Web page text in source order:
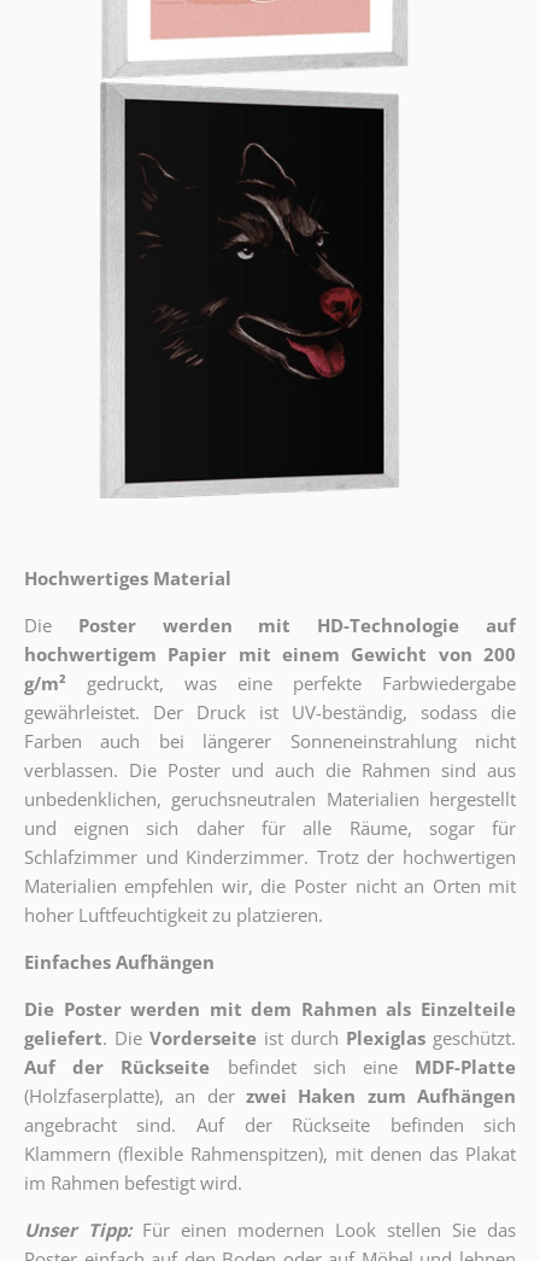
Hochwertiges Material
Die
Poster werden mit HD-Technologie auf
hochwertigem Papier mit einem Gewicht von 200
g/m²
gedruckt, was eine perfekte Farbwiedergabe
gewährleistet. Der Druck ist UV-beständig, sodass die
Farben auch bei längerer Sonneneinstrahlung nicht
verblassen. Die Poster und auch die Rahmen sind aus
unbedenklichen, geruchsneutralen Materialien hergestellt
und eignen sich daher für alle Räume, sogar für
Schlafzimmer und Kinderzimmer. Trotz der hochwertigen
Materialien empfehlen wir, die Poster nicht an Orten mit
hoher Luftfeuchtigkeit zu platzieren.
Einfaches Aufhängen
Die Poster werden mit dem Rahmen als Einzelteile
geliefert. Die Vorderseite ist durch Plexiglas geschützt.
Auf der Rückseite
befindet sich eine
MDF-Platte
(Holzfaserplatte), an der zwei Haken zum Aufhängen
angebracht sind.
Auf der Rückseite befinden sich
Klammern (flexible Rahmenspitzen), mit denen das Plakat
im Rahmen befestigt wird.
Unser Tipp: Für einen modernen Look stellen Sie das